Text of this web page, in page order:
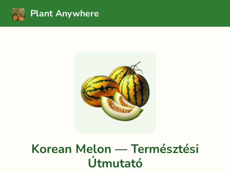
Plant Anywhere
Korean Melon — Természtési
Útmutató